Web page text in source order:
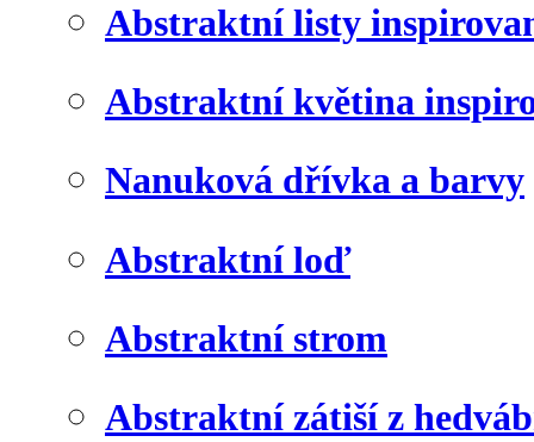
Abstraktní listy
Abstraktní květina
Nanuková dřívka a barvy
Abstraktní loď
Abstraktní strom
Abstraktní zátiší z